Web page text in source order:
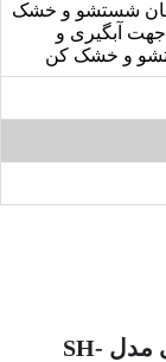
شستشو و خشک
آبگیری و
و خشک کن
نقد و بررسی مینی واش مادرلی مدل SH-